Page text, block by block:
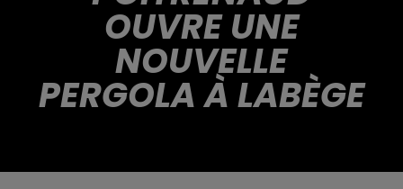
OUVRE UNE
NOUVELLE
PERGOLA À LABÈGE